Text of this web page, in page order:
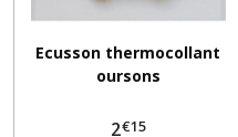
Ecusson thermocollant
oursons
2€15